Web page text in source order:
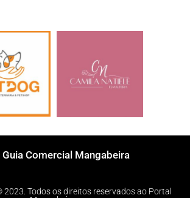
Guia Comercial Mangabeira
Todos os direitos reservados ao Portal